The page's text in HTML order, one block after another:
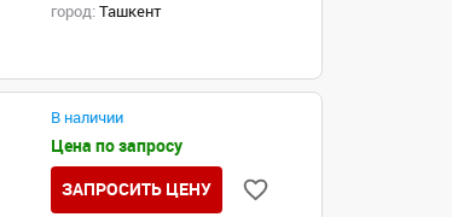
город: Ташкент
В наличии
Цена по запросу
ЗАПРОСИТЬ ЦЕНУ